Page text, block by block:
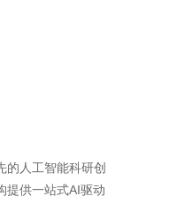
的人工智能科研创
提供一站式AI驱动